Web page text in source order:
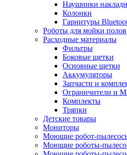
Наушники
Колонки
Гарнитуры
Роботы для мойки полов
Расходные материалы
Фильтры
Боковые щетки
Основные щетки
Аккумуляторы
Запчасти и
Ограничители и
Комплекты
Тряпки
Детские товары
Мониторы
Моющие робот-
Моющие роботы-